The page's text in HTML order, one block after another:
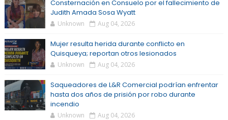
Consternación en Consuelo por el fallecimiento de
Judith Amada Sosa Wyatt
Unknown Aug 04, 2026
Mujer resulta herida durante conflicto en
Quisqueya; reportan otros lesionados
Unknown Aug 04, 2026
Saqueadores de L&R Comercial podrían enfrentar
hasta dos años de prisión por robo durante
incendio
Unknown Aug 04, 2026